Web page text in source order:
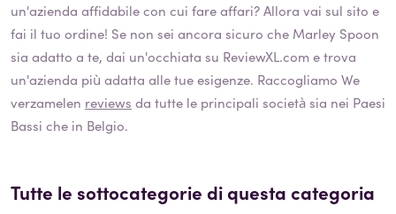
un'azienda affidabile con cui fare affari? Allora vai sul sito e
fai il tuo ordine! Se non sei ancora sicuro che Marley Spoon
sia adatto a te, dai un'occhiata su ReviewXL.com e trova
un'azienda più adatta alle tue esigenze. Raccogliamo We
verzamelen reviews da tutte le principali società sia nei Paesi
Bassi che in Belgio.
Tutte le sottocategorie di questa categoria